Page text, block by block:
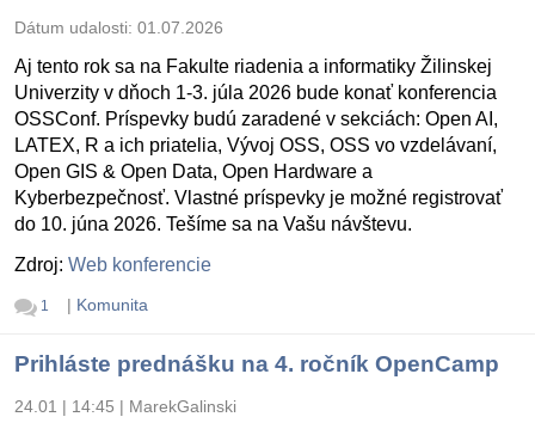
Dátum udalosti: 01.07.2026
Aj tento rok sa na Fakulte riadenia a informatiky Žilinskej
Univerzity v dňoch 1-3. júla 2026 bude konať konferencia
OSSConf. Príspevky budú zaradené v sekciách: Open AI,
LATEX, R a ich priatelia, Vývoj OSS, OSS vo vzdelávaní,
Open GIS & Open Data, Open Hardware a
Kyberbezpečnosť. Vlastné príspevky je možné registrovať
do 10. júna 2026. Tešíme sa na Vašu návštevu.
Zdroj: Web konferencie
1 | Komunita
Prihláste prednášku na 4. ročník OpenCamp
24.01 | 14:45 | MarekGalinski